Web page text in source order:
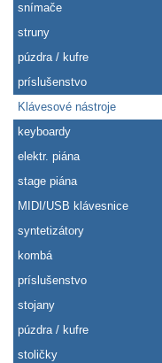
snímače
struny
púzdra / kufre
príslušenstvo
Klávesové nástroje
keyboardy
elektr. piána
stage piána
MIDI/USB klávesnice
syntetizátory
kombá
príslušenstvo
stojany
púzdra / kufre
stoličky